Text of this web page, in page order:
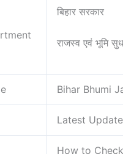
बिहार सरकार
राजस्व एवं भूमि
Bihar Bhumi
Latest Update
How to